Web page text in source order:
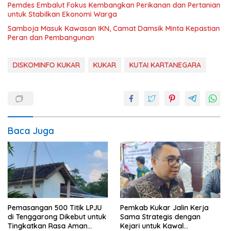
Pemdes Embalut Fokus Kembangkan Perikanan dan Pertanian
untuk Stabilkan Ekonomi Warga
Samboja Masuk Kawasan IKN, Camat Damsik Minta Kepastian
Peran dan Pembangunan
DISKOMINFO KUKAR KUKAR KUTAI KARTANEGARA
Baca Juga
Pemasangan 500 Titik LPJU
di Tenggarong Dikebut untuk
Tingkatkan Rasa Aman
Pemkab Kukar Jalin Kerja
Sama Strategis dengan
Kejari untuk Kawal